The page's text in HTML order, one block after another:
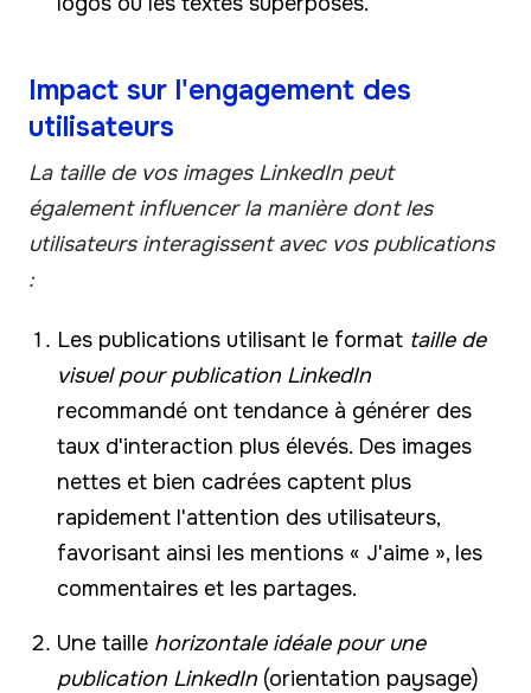
Impact sur l'engagement des
utilisateurs
La taille de vos images LinkedIn peut
également influencer la manière dont les
utilisateurs interagissent avec vos publications
:
Les publications utilisant le format taille de
visuel pour publication LinkedIn
recommandé ont tendance à générer des
taux d'interaction plus élevés. Des images
nettes et bien cadrées captent plus
rapidement l'attention des utilisateurs,
favorisant ainsi les mentions « J'aime », les
commentaires et les partages.
Une taille horizontale idéale pour une
publication LinkedIn (orientation paysage)